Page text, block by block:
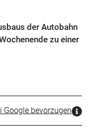
der Autobahn
zu einer
Google bevorzugen